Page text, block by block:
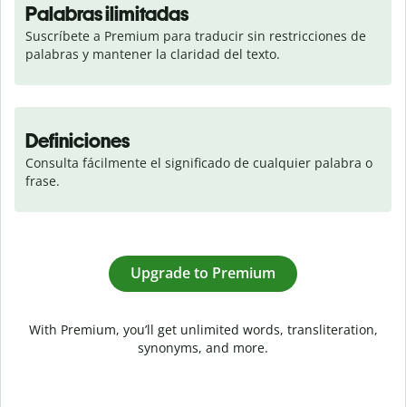
Palabras ilimitadas
Suscríbete a Premium para traducir sin restricciones de
palabras y mantener la claridad del texto.
Definiciones
Consulta fácilmente el significado de cualquier palabra o
frase.
Upgrade to Premium
With Premium, you’ll get unlimited words, transliteration,
synonyms, and more.